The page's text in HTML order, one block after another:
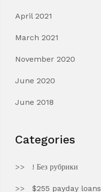
April 2021
March 2021
November 2020
June 2020
June 2018
Categories
! Без рубрики
$255 payday loans